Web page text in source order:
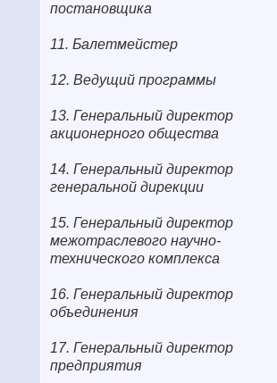
постановщика
11. Балетмейстер
12. Ведущий программы
13. Генеральный директор
акционерного общества
14. Генеральный директор
генеральной дирекции
15. Генеральный директор
межотраслевого научно-
технического комплекса
16. Генеральный директор
объединения
17. Генеральный директор
предприятия